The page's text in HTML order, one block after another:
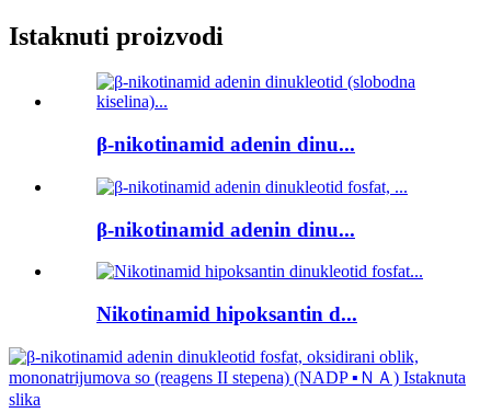
Istaknuti proizvodi
β-nikotinamid adenin dinu...
β-nikotinamid adenin dinu...
Nikotinamid hipoksantin d...